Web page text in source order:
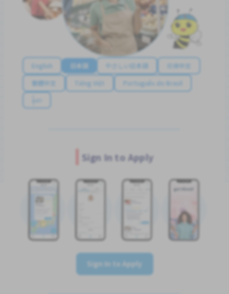
English 日本語 やさしい日本語
简体中文
繁體中文
Tiếng Việt
Português do Brasil
န်မာ
Sign In to Apply
Sign In to Apply